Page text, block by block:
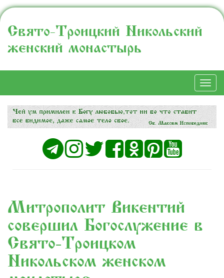
Свято-Троицкий Никольский
женский монастырь
Митрополит Викентий
совершил Богослужение в
Свято-Троицком
Никольском женском